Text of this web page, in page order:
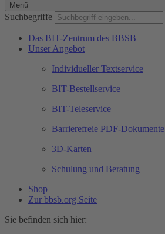
Menü
Suchbegriffe
Das BIT-Zentrum des BBSB
Unser Angebot
Individueller Textservice
BIT-Bestellservice
BIT-Teleservice
Barrierefreie PDF-Dokumente
3D-Karten
Schulung und Beratung
Shop
Zur bbsb.org Seite
Sie befinden sich hier: